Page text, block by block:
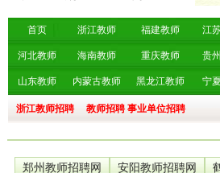
首页 浙江教师 福建教师 江
河北教师 海南教师 重庆教师 贵
山东教师 内蒙古教师 黑龙江教师 宁
浙江教师招聘 教师招聘 事业单位招聘
郑州教师招聘网 安阳教师招聘网